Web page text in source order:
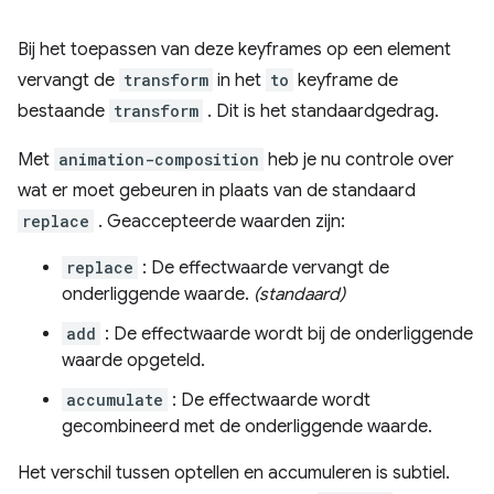
Bij het toepassen van deze keyframes op een element
vervangt de transform in het to keyframe de
bestaande transform . Dit is het standaardgedrag.
Met animation-composition heb je nu controle over
wat er moet gebeuren in plaats van de standaard
replace . Geaccepteerde waarden zijn:
replace : De effectwaarde vervangt de
onderliggende waarde. (standaard)
add : De effectwaarde wordt bij de onderliggende
waarde opgeteld.
accumulate : De effectwaarde wordt
gecombineerd met de onderliggende waarde.
Het verschil tussen optellen en accumuleren is subtiel.